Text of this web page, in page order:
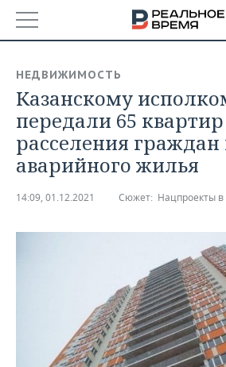
БАШКОРТОСТАН
ТАТАРСТАН
УДМУРТИЯ
НОВОСТИ
АНАЛИТИКА
НОВОСТИ АНАЛИТИКИ
ДЕКЛАРАЦИИ О ДОХОДАХ
ВУЗЫ ТАТАРСТАНА
КОМУ ПРИНАДЛЕЖАТ
ТОРГОВЫЕ ЦЕНТРЫ
ТАТАРСТАНА
ЭКОНОМИКА
НОВОСТИ ЭКОНОМИКИ
ИНВЕСТИЦИИ
ПРОМЫШЛЕННОСТЬ
МАШИНОСТРОЕНИЕ
НЕФТЕХИМИЯ
НОВОСТИ НЕДВИЖИМОСТИ
НОВОСТИ АВТО
НОВОСТИ БИЗНЕСА
ТЕХНОЛОГИИ
НЕДВИЖИМОСТЬ
Казанскому
передали 65
расселения граждан
аварийного жилья
14:09, 01.12.2021 Сюжет: Нацпроекты в